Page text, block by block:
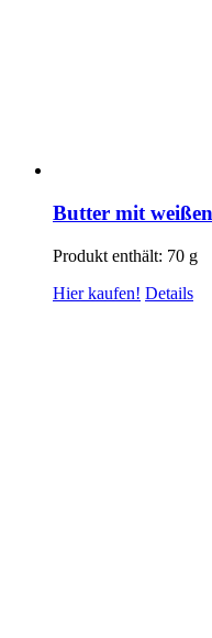
Butter mit
Produkt enthält: 70 g
Hier kaufen! Details